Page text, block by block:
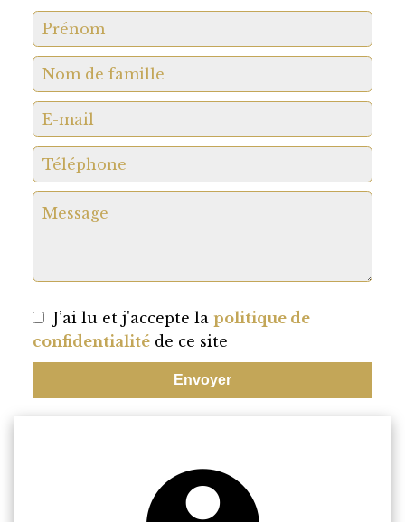
J’ai lu et j'accepte la politique de
confidentialité de ce site
Envoyer